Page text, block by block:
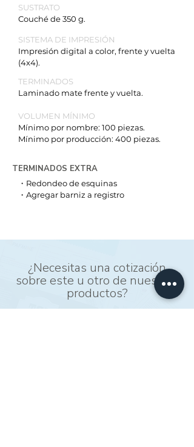
SUSTRATO
Couché de 350 g.
SISTEMA DE IMPRESIÓN
Impresión digital a color, frente y vuelta
(4x4).
TERMINADOS
Laminado mate frente y vuelta.
VOLUMEN MÍNIMO
Mínimo por nombre: 100 piezas.
Mínimo por producción: 400 piezas.
TERMINADOS EXTRA
・Redondeo de esquinas
・Agregar barniz a registro
¿Necesitas una cotización
sobre este u otro de nuestros
productos?